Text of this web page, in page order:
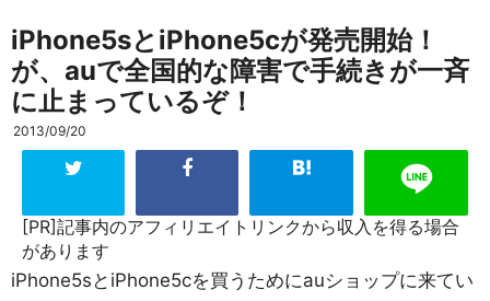
iPhone5sとiPhone5cが発売開始！
が、auで全国的な障害で手続きが一斉
に止まっているぞ！
2013/09/20
[PR]記事内のアフィリエイトリンクから収入を得る場合
があります
iPhone5sとiPhone5cを買うためにauショップに来てい